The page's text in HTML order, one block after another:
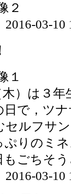
2016-03-10
木）は３
日で，ツ
セルフサ
ぷりのミ
もごちそ
2016-03-10